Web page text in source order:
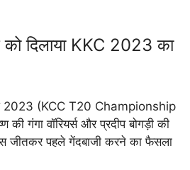
को दिलाया KKC 2023 का
2023 (KCC T20 Championship
गंगा वॉरियर्स और प्रदीप बोगड़ी की
जीतकर पहले गेंदबाजी करने का फैसला